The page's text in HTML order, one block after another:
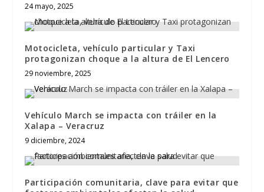
24 mayo, 2025
Motocicleta, vehículo particular y Taxi
protagonizan choque a la altura de El Lencero
29 noviembre, 2025
Vehículo March se impacta con tráiler en la
Xalapa – Veracruz
9 diciembre, 2024
Participación comunitaria, clave para evitar que